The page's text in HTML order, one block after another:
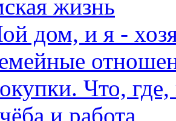
жизнь
дом, и я -
Что, где,
и работа